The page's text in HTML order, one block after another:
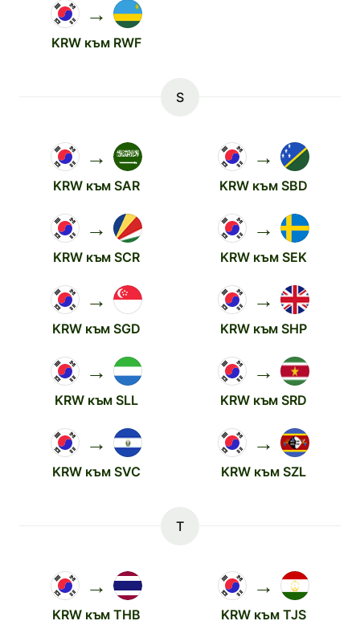
→
KRW към RWF
S
→
KRW към SAR
→
KRW към SBD
→
KRW към SCR
→
KRW към SEK
→
KRW към SGD
→
KRW към SHP
→
KRW към SLL
→
KRW към SRD
→
KRW към SVC
→
KRW към SZL
T
→
KRW към THB
→
KRW към TJS